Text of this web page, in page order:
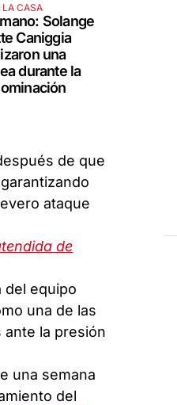
LA CASA
Solange
Caniggia
una
durante la
de que
ataque
de
del equipo
una de las
la presión
una semana
del